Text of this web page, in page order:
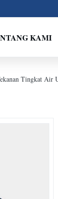
KAMI
Tingkat Air